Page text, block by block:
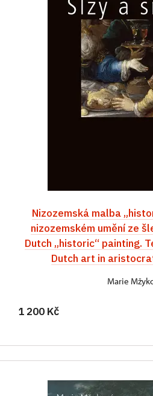
Nizozemská malba
nizozemském umění ze
Dutch „historic“ painting.
Dutch art in
Marie
1 200 Kč